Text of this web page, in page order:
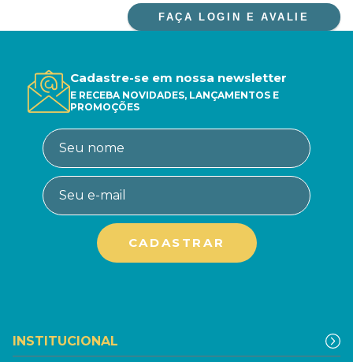
FAÇA LOGIN E AVALIE
Cadastre-se em nossa newsletter
E RECEBA NOVIDADES, LANÇAMENTOS E
PROMOÇÕES
INSTITUCIONAL